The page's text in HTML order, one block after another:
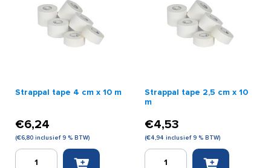
Strappal tape 4 cm x 10 m
€6,24
(€6,80 inclusief 9 % BTW)
Strappal
Strappal tape 2,5 cm x 10
m
€4,53
(€4,94 inclusief 9 % BTW)
Strappal